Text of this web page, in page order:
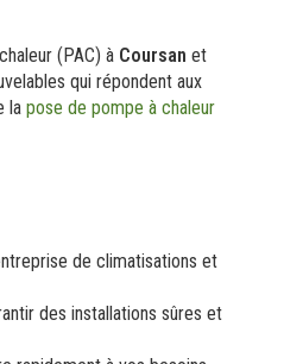
(PAC) à Coursan et
qui répondent aux
la pose de pompe à chaleur
de climatisations et
des installations sûres et